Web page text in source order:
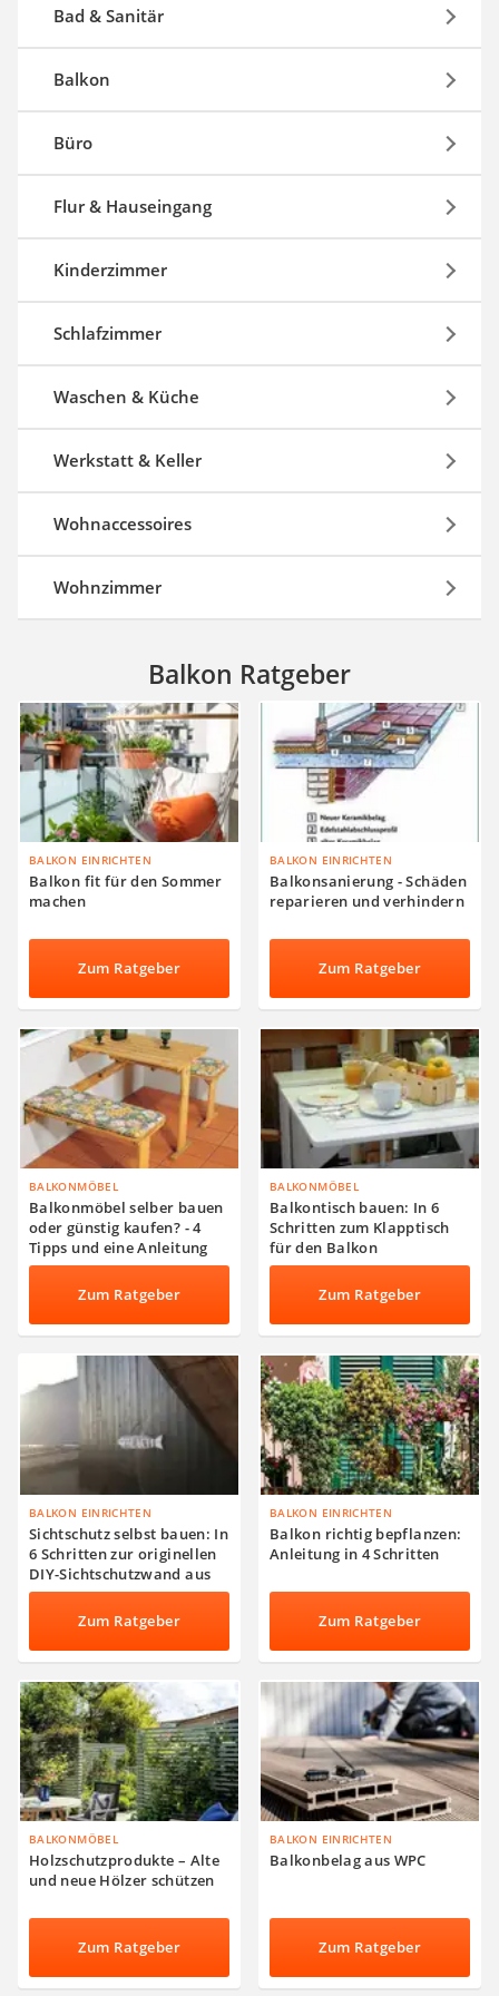
Steckdosenradio
Absauganlage
Bad & Sanitär
Balkon
Büro
Flur & Hauseingang
Kinderzimmer
Schlafzimmer
Waschen & Küche
Werkstatt & Keller
Wohnaccessoires
Wohnzimmer
Balkon Ratgeber
BALKON EINRICHTEN
Balkon fit für den Sommer
machen
Zum Ratgeber
BALKON EINRICHTEN
Balkonsanierung - Schäden
reparieren und verhindern
Zum Ratgeber
BALKONMÖBEL
Balkonmöbel selber bauen
oder günstig kaufen? - 4
Tipps und eine Anleitung
Zum Ratgeber
BALKONMÖBEL
Balkontisch bauen: In 6
Schritten zum Klapptisch
für den Balkon
Zum Ratgeber
BALKON EINRICHTEN
Sichtschutz selbst bauen: In
6 Schritten zur originellen
DIY-Sichtschutzwand aus
Holz
Zum Ratgeber
BALKON EINRICHTEN
Balkon richtig bepflanzen:
Anleitung in 4 Schritten
Zum Ratgeber
BALKONMÖBEL
Holzschutzprodukte – Alte
und neue Hölzer schützen
Zum Ratgeber
BALKON EINRICHTEN
Balkonbelag aus WPC
Zum Ratgeber